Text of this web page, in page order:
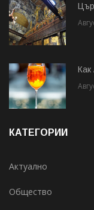
Как
КАТЕГОРИИ
Актуално
Общество